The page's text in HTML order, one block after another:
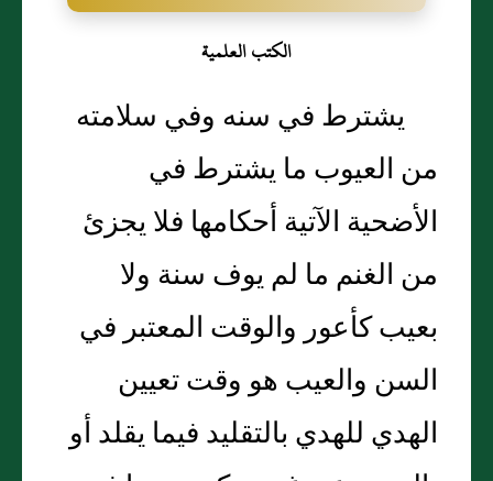
الكتب العلمية
يشترط في سنه وفي سلامته
من العيوب ما يشترط في
الأضحية الآتية أحكامها فلا يجزئ
من الغنم ما لم يوف سنة ولا
بعيب كأعور والوقت المعتبر في
السن والعيب هو وقت تعيين
الهدي للهدي بالتقليد فيما يقلد أو